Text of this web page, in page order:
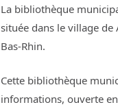
La bibliothèque
située dans le village
Bas-Rhin.
Cette bibliothèque
informations, ouverte